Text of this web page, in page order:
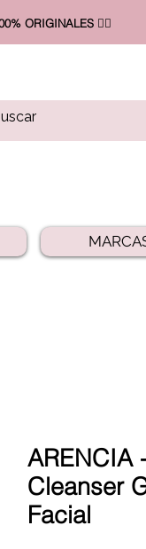
ORIGINALES ❤️‍🔥​
ARENCIA
Cleanser
Facial